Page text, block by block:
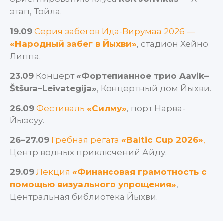
этап, Тойла.
19.09 Серия забегов Ида-Вирумаа 2026 —
«Народный забег в Йыхви», стадион Хейно
Липпа.
23.09 Концерт «Фортепианное трио Aavik–
Štšura–Leivategija», Концертный дом Йыхви.
26.09 Фестиваль «Силму», порт Нарва-
Йыэсуу.
26–27.09 Гребная регата «Baltic Cup 2026»,
Центр водных приключений Айду.
29.09 Лекция «Финансовая грамотность с
помощью визуального упрощения»,
Центральная библиотека Йыхви.